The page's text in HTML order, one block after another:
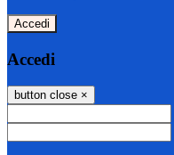
Accedi
Accedi
button close ×